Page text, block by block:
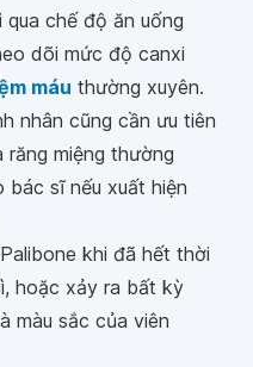
chế độ ăn uống
dõi mức độ canxi
máu thường xuyên.
nhân cũng cần ưu tiên
miệng thường
sĩ nếu xuất hiện
khi đã hết thời
hoặc xảy ra bất kỳ
màu sắc của viên